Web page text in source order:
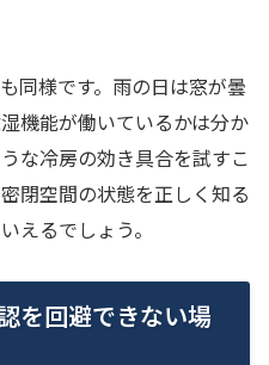
同様です。雨の日は窓が曇
機能が働いているかは分か
な冷房の効き具合を試すこ
閉空間の状態を正しく知る
えるでしょう。
を回避できない場